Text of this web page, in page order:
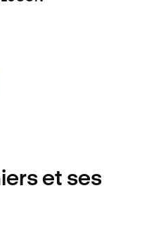
et ses